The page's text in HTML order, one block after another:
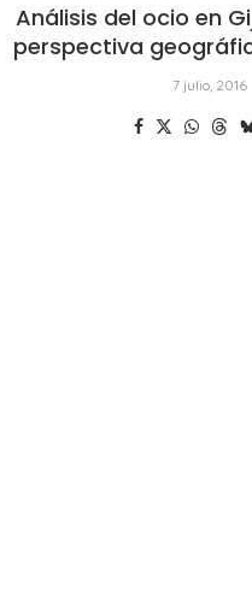
Análisis del ocio en
perspectiva
7 julio, 2016